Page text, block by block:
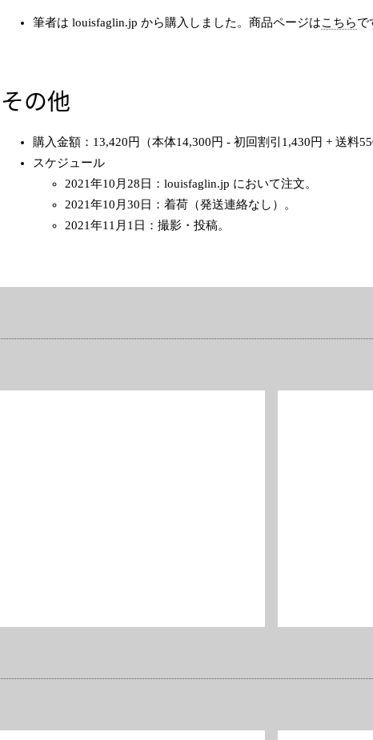
筆者は louisfaglin.jp から購入しました。商品ページはこちらで
その他
購入金額：13,420円（本体14,300円 - 初回割引1,430円 + 送料
スケジュール
2021年10月28日：louisfaglin.jp において注文。
2021年10月30日：着荷（発送連絡なし）。
2021年11月1日：撮影・投稿。